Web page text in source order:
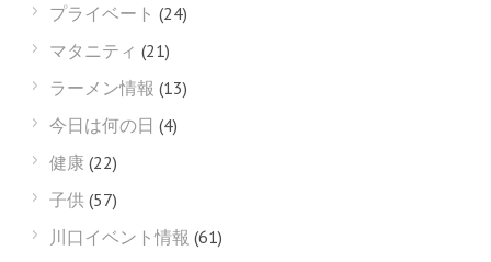
プライベート (24)
マタニティ (21)
ラーメン情報 (13)
今日は何の日 (4)
健康 (22)
子供 (57)
川口イベント情報 (61)